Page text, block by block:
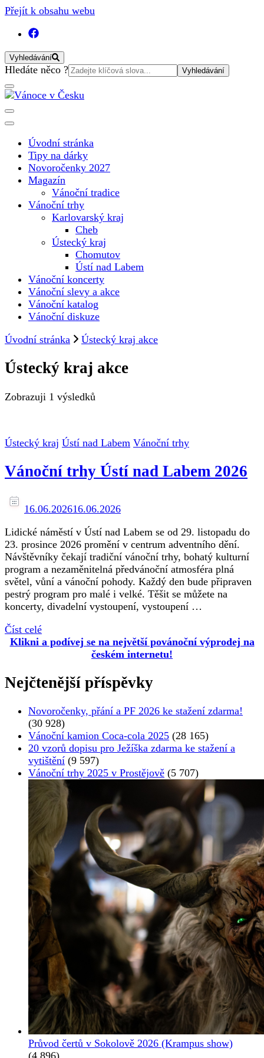
Přejít k obsahu webu
Vyhledávání
Vyhledat:
Hledáte něco ?
Vánoce v Česku
nejkrásnějším svátku v roce v České republice
Úvodní stránka
Tipy na dárky
Novoročenky 2027
Magazín
Vánoční tradice
Vánoční trhy
Karlovarský kraj
Cheb
Ústecký kraj
Chomutov
Ústí nad Labem
Vánoční koncerty
Vánoční slevy a akce
Vánoční katalog
Vánoční diskuze
Úvodní stránka
Ústecký kraj akce
Ústecký kraj akce
Zobrazuji 1 výsledků
Ústecký kraj Ústí nad Labem Vánoční trhy
Vánoční trhy Ústí nad Labem 2026
16.06.202616.06.2026
Lidické náměstí v Ústí nad Labem se od 29. listopadu do
23. prosince 2026 promění v centrum adventního dění.
Návštěvníky čekají tradiční vánoční trhy, bohatý kulturní
program a nezaměnitelná předvánoční atmosféra plná
světel, vůní a vánoční pohody. Každý den bude připraven
pestrý program pro malé i velké. Těšit se můžete na
koncerty, divadelní vystoupení, vystoupení …
Číst celé
Klikni a podívej se na největší povánoční výprodej na
českém internetu!
Nejčtenější příspěvky
Novoročenky, přání a PF 2026 ke stažení zdarma!
(30 928)
Vánoční kamion Coca-cola 2025 (28 165)
20 vzorů dopisu pro Ježíška zdarma ke stažení a
vytištění (9 597)
Vánoční trhy 2025 v Prostějově (5 707)
Průvod čertů v Sokolově 2026 (Krampus show)